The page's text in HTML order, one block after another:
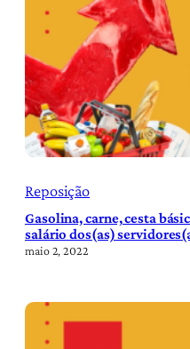
Reposição
Gasolina, carne, cesta
salário dos(as)
maio 2, 2022